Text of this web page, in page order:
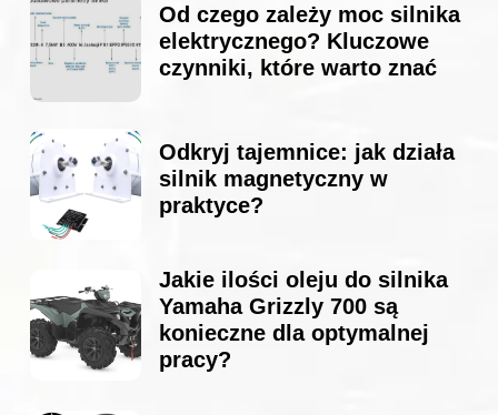
Od czego zależy moc silnika
elektrycznego? Kluczowe
czynniki, które warto znać
Odkryj tajemnice: jak działa
silnik magnetyczny w
praktyce?
Jakie ilości oleju do silnika
Yamaha Grizzly 700 są
konieczne dla optymalnej
pracy?